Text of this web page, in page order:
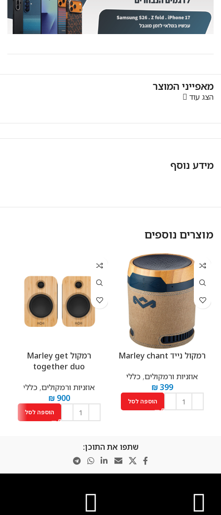
מאפייני המוצר
הצג עוד
מידע נוסף
מוצרים נוספים
רמקול נייד Marley chant
אוזניות ורמקולים, כללי
₪399
הוספה לסל
רמקול Marley get
together duo
אוזניות ורמקולים, כללי
₪900
הוספה לסל
שתפו את התוכן: